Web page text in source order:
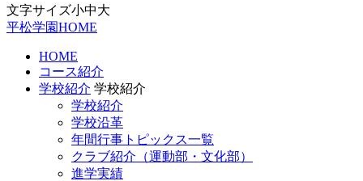
文字サイズ小中大
平松学園HOME
HOME
コース紹介
学校紹介 学校紹介
学校紹介
学校沿革
年間行事トピックス一覧
クラブ紹介（運動部・文化部）
進学実績